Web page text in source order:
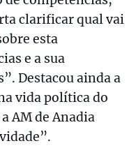
clarificar qual vai
esta
e a sua
Destacou ainda a
vida política do
AM de Anadia